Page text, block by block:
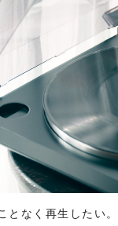
となく再生したい